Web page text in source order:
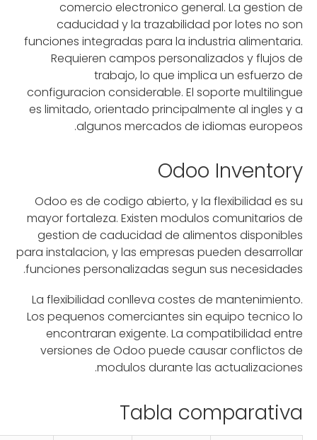
comercio electronico general. La gestion de
caducidad y la trazabilidad por lotes no son
funciones integradas para la industria alimentaria.
Requieren campos personalizados y flujos de
trabajo, lo que implica un esfuerzo de
configuracion considerable. El soporte multilingue
es limitado, orientado principalmente al ingles y a
algunos mercados de idiomas europeos.
Odoo Inventory
Odoo es de codigo abierto, y la flexibilidad es su
mayor fortaleza. Existen modulos comunitarios de
gestion de caducidad de alimentos disponibles
para instalacion, y las empresas pueden desarrollar
funciones personalizadas segun sus necesidades.
La flexibilidad conlleva costes de mantenimiento.
Los pequenos comerciantes sin equipo tecnico lo
encontraran exigente. La compatibilidad entre
versiones de Odoo puede causar conflictos de
modulos durante las actualizaciones.
Tabla comparativa